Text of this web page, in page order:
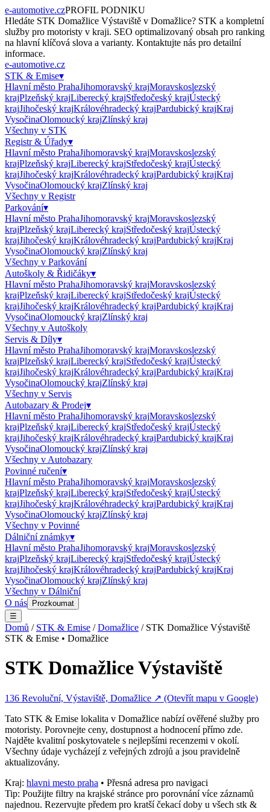
e-automotive.czPROFIL PODNIKU
Hledáte STK Domažlice Výstaviště v Domažlice? STK a kompletní
služby pro motoristy v kraji. SEO optimalizovaný obsah pro ranking
na hlavní klíčová slova a varianty. Kontaktujte nás pro detailní
informace.
e-automotive.cz
STK & Emise▾
Hlavní město PrahaJihomoravský krajMoravskoslezský
krajPlzeňský krajLiberecký krajStředočeský krajÚstecký
krajJihočeský krajKrálovéhradecký krajPardubický krajKraj
VysočinaOlomoucký krajZlínský kraj
Všechny v STK
Registr & Úřady▾
Hlavní město PrahaJihomoravský krajMoravskoslezský
krajPlzeňský krajLiberecký krajStředočeský krajÚstecký
krajJihočeský krajKrálovéhradecký krajPardubický krajKraj
VysočinaOlomoucký krajZlínský kraj
Všechny v Registr
Parkování▾
Hlavní město PrahaJihomoravský krajMoravskoslezský
krajPlzeňský krajLiberecký krajStředočeský krajÚstecký
krajJihočeský krajKrálovéhradecký krajPardubický krajKraj
VysočinaOlomoucký krajZlínský kraj
Všechny v Parkování
Autoškoly & Řidičáky▾
Hlavní město PrahaJihomoravský krajMoravskoslezský
krajPlzeňský krajLiberecký krajStředočeský krajÚstecký
krajJihočeský krajKrálovéhradecký krajPardubický krajKraj
VysočinaOlomoucký krajZlínský kraj
Všechny v Autoškoly
Servis & Díly▾
Hlavní město PrahaJihomoravský krajMoravskoslezský
krajPlzeňský krajLiberecký krajStředočeský krajÚstecký
krajJihočeský krajKrálovéhradecký krajPardubický krajKraj
VysočinaOlomoucký krajZlínský kraj
Všechny v Servis
Autobazary & Prodej▾
Hlavní město PrahaJihomoravský krajMoravskoslezský
krajPlzeňský krajLiberecký krajStředočeský krajÚstecký
krajJihočeský krajKrálovéhradecký krajPardubický krajKraj
VysočinaOlomoucký krajZlínský kraj
Všechny v Autobazary
Povinné ručení▾
Hlavní město PrahaJihomoravský krajMoravskoslezský
krajPlzeňský krajLiberecký krajStředočeský krajÚstecký
krajJihočeský krajKrálovéhradecký krajPardubický krajKraj
VysočinaOlomoucký krajZlínský kraj
Všechny v Povinné
Dálniční známky▾
Hlavní město PrahaJihomoravský krajMoravskoslezský
krajPlzeňský krajLiberecký krajStředočeský krajÚstecký
krajJihočeský krajKrálovéhradecký krajPardubický krajKraj
VysočinaOlomoucký krajZlínský kraj
Všechny v Dálniční
O nás
Prozkoumat
☰
Domů / STK & Emise /Domažlice / STK Domažlice Výstaviště
STK & Emise • Domažlice
STK Domažlice Výstaviště
136 Revoluční, Výstaviště, Domažlice ↗ (Otevřít mapu v Google)
Tato STK & Emise lokalita v Domažlice nabízí ověřené služby pro
motoristy. Porovnejte ceny, dostupnost a hodnocení přímo zde.
Najděte kvalitní poskytovatele s nejlepšími recenzemi v okolí.
Všechny údaje vycházejí z veřejných zdrojů a jsou pravidelně
aktualizovány.
Kraj: hlavni mesto praha • Přesná adresa pro navigaci
Tip: Použijte filtry na krajské stránce pro porovnání více záznamů
najednou. Rezervujte předem pro kratší čekací doby u všech stk &